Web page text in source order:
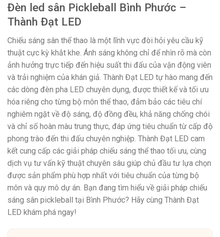
Đèn led sân Pickleball Bình Phước –
Thành Đạt LED
Chiếu sáng sân thể thao là một lĩnh vực đòi hỏi yêu cầu kỹ
thuật cực kỳ khắt khe. Ánh sáng không chỉ để nhìn rõ mà còn
ảnh hưởng trực tiếp đến hiệu suất thi đấu của vận động viên
và trải nghiệm của khán giả. Thành Đạt LED tự hào mang đến
các dòng đèn pha LED chuyên dụng, được thiết kế và tối ưu
hóa riêng cho từng bộ môn thể thao, đảm bảo các tiêu chí
nghiêm ngặt về độ sáng, độ đồng đều, khả năng chống chói
và chỉ số hoàn màu trung thực, đáp ứng tiêu chuẩn từ cấp độ
phong trào đến thi đấu chuyên nghiệp. Thành Đạt LED cam
kết cung cấp các giải pháp chiếu sáng thể thao tối ưu, cùng
dịch vụ tư vấn kỹ thuật chuyên sâu giúp chủ đầu tư lựa chọn
được sản phẩm phù hợp nhất với tiêu chuẩn của từng bộ
môn và quy mô dự án. Bạn đang tìm hiểu về giải pháp chiếu
sáng sân pickleball tại Bình Phước? Hãy cùng Thành Đạt
LED khám phá ngay!